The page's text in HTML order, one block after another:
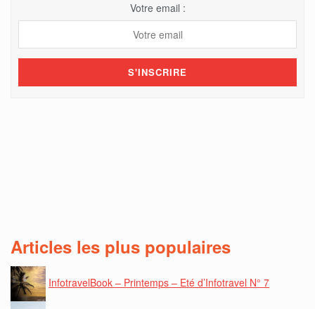
Votre email :
Articles les plus populaires
InfotravelBook – Printemps – Eté d’Infotravel N° 7